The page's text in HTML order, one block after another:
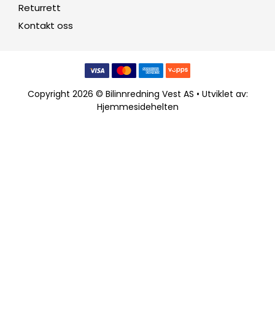
Returrett
Kontakt oss
Copyright 2026 © Bilinnredning Vest AS • Utviklet av:
Hjemmesidehelten